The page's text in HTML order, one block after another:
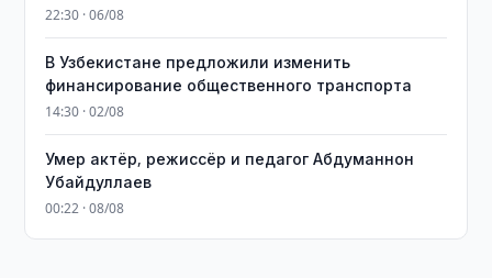
22:30 · 06/08
В Узбекистане предложили изменить
финансирование общественного транспорта
14:30 · 02/08
Умер актёр, режиссёр и педагог Абдуманнон
Убайдуллаев
00:22 · 08/08